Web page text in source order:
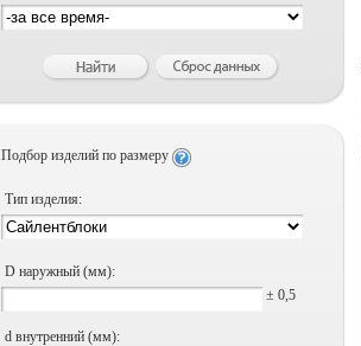
Подбор изделий по размеру
Тип изделия:
D наружный (мм):
± 0,5
d внутренний (мм):